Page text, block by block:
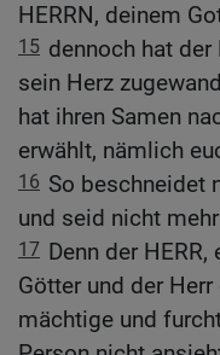
HERRN, deinem
15 dennoch hat der
sein Herz
hat ihren Samen
erwählt, nämlich
16 So beschneidet
und seid nicht
17 Denn der
Götter und der
mächtige und